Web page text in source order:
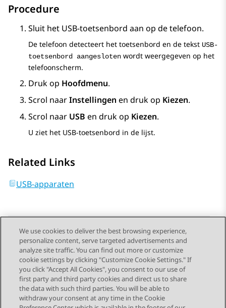
Procedure
Sluit het USB-toetsenbord aan op de telefoon.
De telefoon detecteert het toetsenbord en de tekst USB-
toetsenbord aangesloten wordt weergegeven op het
telefoonscherm.
Druk op Hoofdmenu.
Scrol naarInstellingen en druk op Kiezen.
Scrol naar USB en druk op Kiezen.
U ziet het USB-toetsenbord in de lijst.
Related Links
USB-apparaten
Send Feedback
Topic navigation
Vorig onderwerp Volgend onderwerp
We use cookies to deliver the best browsing experience,
personalize content, serve targeted advertisements and
analyze site traffic. You can find out more or customize
cookie settings by clicking "Customize Cookie Settings." If
you click "Accept All Cookies", you consent to our use of
first party and third party cookies and direct us to share
the data with such third parties. You will be able to
withdraw your consent at any time in the Cookie